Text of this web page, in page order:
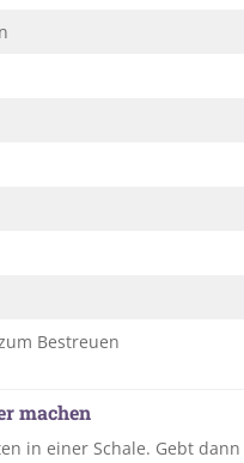
Bestreuen
machen
in einer Schale. Gebt